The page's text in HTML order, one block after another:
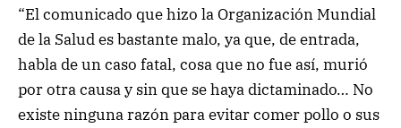
“El comunicado que hizo la Organización Mundial
de la Salud es bastante malo, ya que, de entrada,
habla de un caso fatal, cosa que no fue así, murió
por otra causa y sin que se haya dictaminado… No
existe ninguna razón para evitar comer pollo o sus